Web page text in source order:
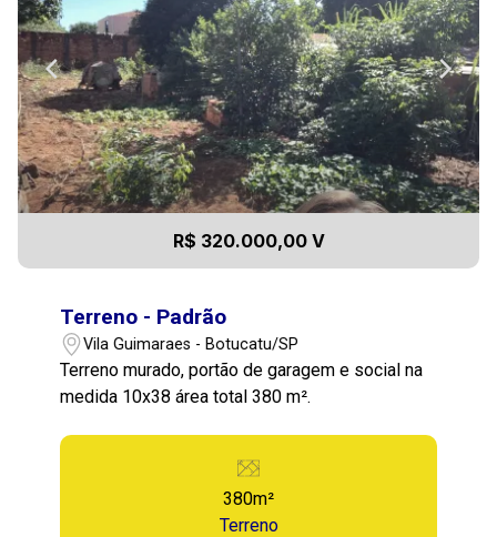
R$ 320.000,00 V
Terreno - Padrão
Vila Guimaraes - Botucatu/SP
Terreno murado, portão de garagem e social na
medida 10x38 área total 380 m².
380m²
Terreno